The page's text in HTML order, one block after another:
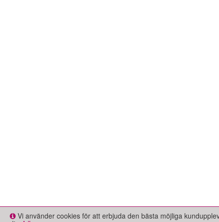
Vi använder cookies för att erbjuda den bästa möjliga